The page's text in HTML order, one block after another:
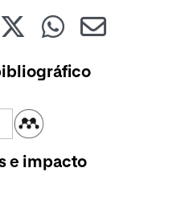
e impacto